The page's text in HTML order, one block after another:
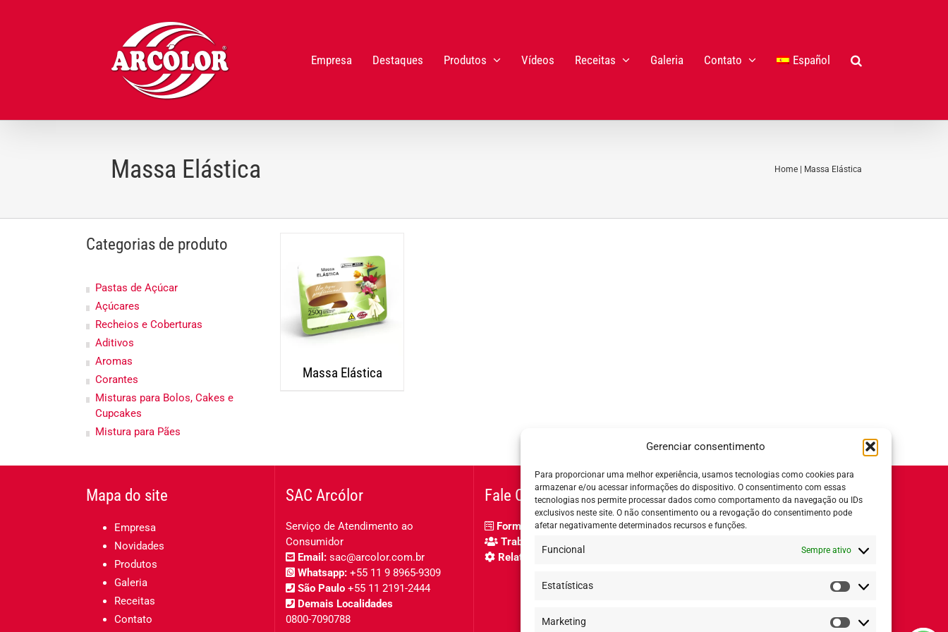
Gerenciar consentimento
Para proporcionar uma melhor experiência, usamos tecnologias como cookies para
armazenar e/ou acessar informações do dispositivo. O consentimento com essas
tecnologias nos permite processar dados como comportamento da navegação ou IDs
exclusivos neste site. O não consentimento ou a revogação do consentimento pode
afetar negativamente determinados recursos e funções.
Funcional Sempre ativo
Estatísticas
Estatísticas
Marketing
Marketing
Empresa Destaques Produtos Vídeos Receitas Galeria Contato Español
Massa Elástica Home Massa Elástica
Massa Elástica
Categorias de produto
Pastas de Açúcar
Açúcares
Recheios e Coberturas
Aditivos
Aromas
Corantes
Misturas para Bolos, Cakes e
Cupcakes
Mistura para Pães
Mapa do site
Empresa
Novidades
Produtos
Galeria
Receitas
Contato
SAC Arcólor
Serviço de Atendimento ao
Consumidor
Email: sac@arcolor.com.br
Whatsapp: +55 11 9 8965-9309
São Paulo +55 11 2191-2444
Demais Localidades
0800-7090788
Fale Conosco
Formulário de contato
Trabalhe Conosco
Relatório de igualdade salarial
Horário de Atendimento:
Segunda a quinta-feira: